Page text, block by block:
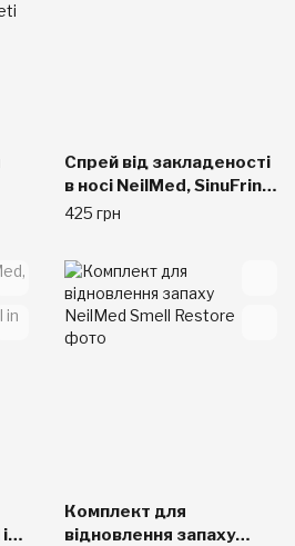
Спрей від закладеності
в носі NeilMed, SinuFrin
15 мл
425 грн
Комплект для
відновлення запаху